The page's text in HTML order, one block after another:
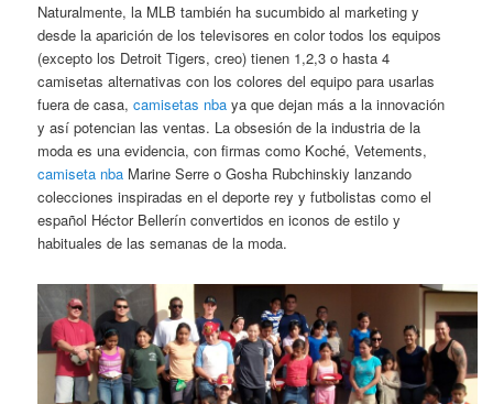
Naturalmente, la MLB también ha sucumbido al marketing y
desde la aparición de los televisores en color todos los equipos
(excepto los Detroit Tigers, creo) tienen 1,2,3 o hasta 4
camisetas alternativas con los colores del equipo para usarlas
fuera de casa,camisetas nba ya que dejan más a la innovación
y así potencian las ventas. La obsesión de la industria de la
moda es una evidencia, con firmas como Koché, Vetements,
camiseta nba Marine Serre o Gosha Rubchinskiy lanzando
colecciones inspiradas en el deporte rey y futbolistas como el
español Héctor Bellerín convertidos en iconos de estilo y
habituales de las semanas de la moda.